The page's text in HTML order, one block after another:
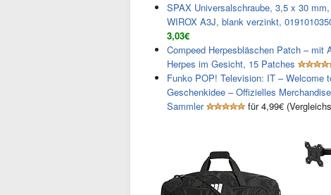
SPAX Universalschraube, 3,5 x 30
WIROX A3J, blank verzinkt,
3,03€
Compeed Herpesbläschen Patch – mit
Herpes im Gesicht, 15 Patches
Funko POP! Television: IT – Welcome
Geschenkidee – Offizielles
Sammler
für 4,99€